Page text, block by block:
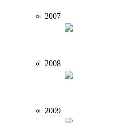
2007
2008
2009